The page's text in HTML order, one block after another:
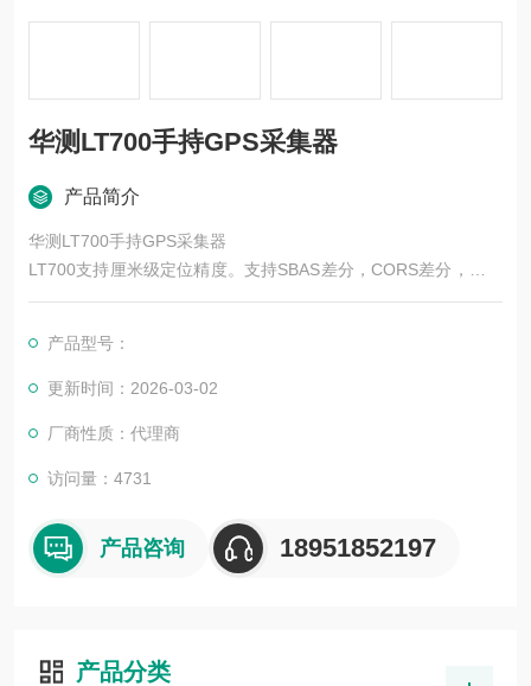
华测LT700手持GPS采集器
产品简介
华测LT700手持GPS采集器
LT700支持厘米级定位精度。支持SBAS差分，CORS差分，国土
资源调查利器。可扩展一维/二维条码、红外扫描，支持定制服
产品型号：
更新时间：2026-03-02
厂商性质：代理商
访问量：4731
产品咨询 18951852197
产品分类